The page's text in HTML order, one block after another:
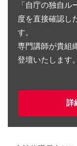
「自庁の独自
度を直接確認し
す。
専門講師が貴組
登壇いたします。
詳